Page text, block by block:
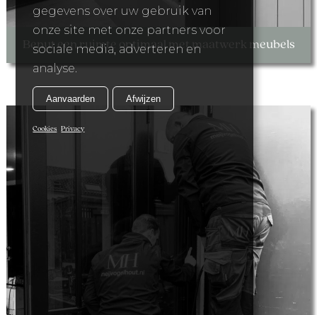
Benut een ruimte optimaal met maatwerk meubels
gegevens over uw gebruik van
onze site met onze partners voor
sociale media, adverteren en
analyse.
Aanvaarden Afwijzen
Cookies Privacy